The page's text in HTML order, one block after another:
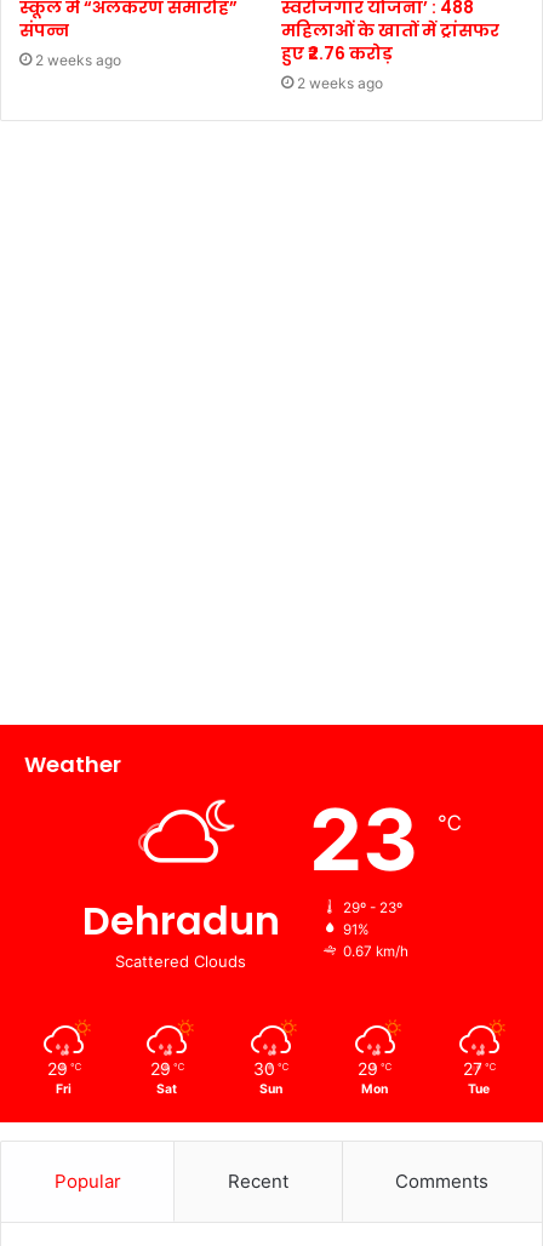
स्कूल में “अलंकरण समारोह”
संपन्न
2 weeks ago
स्वरोजगार योजना’ : 488
महिलाओं के खातों में ट्रांसफर
हुए ₹2.76 करोड़
2 weeks ago
Weather
Dehradun
Scattered Clouds
23 ℃
29º - 23º
91%
0.67 km/h
29 ℃
Fri
29 ℃
Sat
30 ℃
Sun
29 ℃
Mon
27 ℃
Tue
Popular Recent Comments